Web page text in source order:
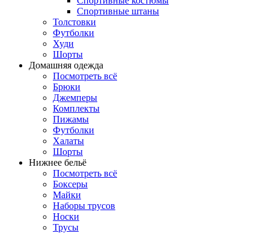
Спортивные штаны
Толстовки
Футболки
Худи
Шорты
Домашняя одежда
Посмотреть всё
Брюки
Джемперы
Комплекты
Пижамы
Футболки
Халаты
Шорты
Нижнее бельё
Посмотреть всё
Боксеры
Майки
Наборы трусов
Носки
Трусы